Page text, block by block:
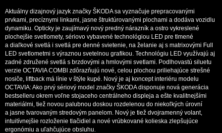
Aktuálny dizajnový jazyk značky ŠKODA sa vyznačuje prepracovanými
prvkami, precíznymi linkami, jasne štruktúrovanými plochami a dodáva vozidlu
dynamiku. Opticky je zaujímavý nový predný nárazník a ostro vykreslené
plochejšie svetlomety, sériovo vybavené technológiou LED pre tlmené
a diaľkové svetlá i svetlá pre denné svietenie, na želanie aj s matrixovými Full
LED svetlometmi s výraznou svetelnou grafikou. Technológiu LED využívajú aj
zadné združené svetlá s brzdovými a hmlovými svetlami. Podlhovastú siluetu
verzie OCTAVIA COMBI zdôrazňujú nové, celou plochou priliehajúce strešné
nosiče, liftback má línie v štýle kupé. Nový je aj koncept interiéru modelu
OCTAVIA: Ako prvý sériový model značky ŠKODA disponuje nová generácia
bestselleru okrem voľne stojaceho centrálneho displeja a ešte kvalitnejšími
materiálmi, tiež novou palubnou doskou rozdelenou do niekoľkých úrovní
a jasne tvarovaným stredovým panelom. Nový je tiež dvojramenný volant,
intuitívnejšie rozloženie tlačidiel a nové vrúbkované kolieska zlepšujúce
ergonómiu a uľahčujúce obsluhu.